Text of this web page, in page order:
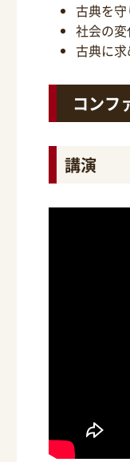
古典を
社会の
古典に
コンフ
講演